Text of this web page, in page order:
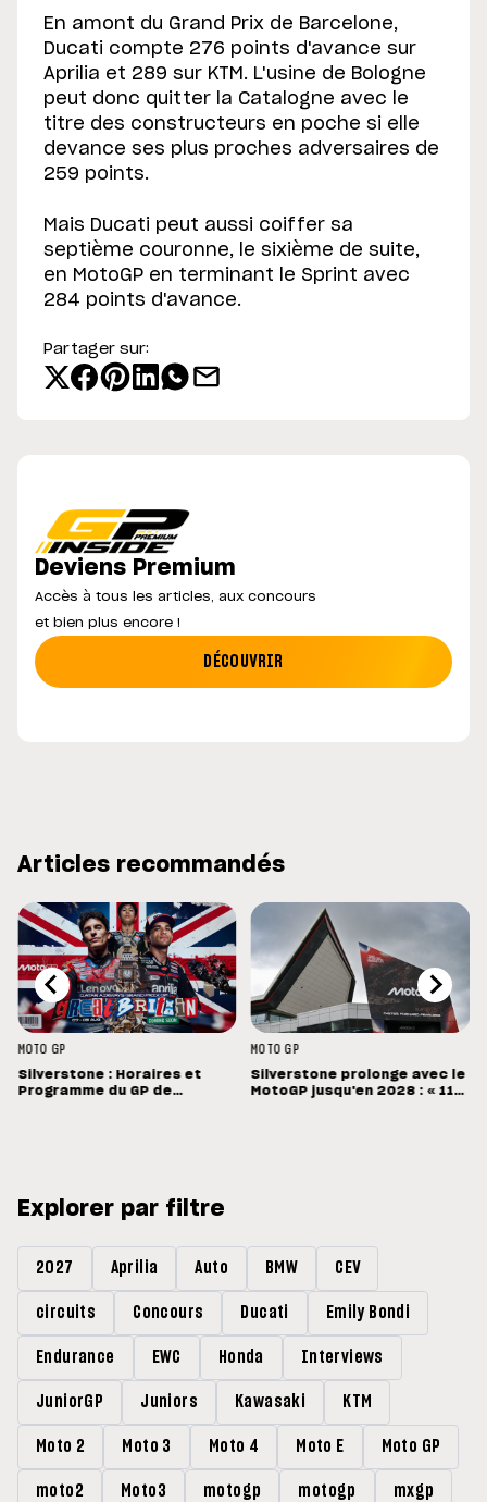
En amont du Grand Prix de Barcelone,
Ducati compte 276 points d'avance sur
Aprilia et 289 sur KTM. L'usine de Bologne
peut donc quitter la Catalogne avec le
titre des constructeurs en poche si elle
devance ses plus proches adversaires de
259 points.
Mais Ducati peut aussi coiffer sa
septième couronne, le sixième de suite,
en MotoGP en terminant le Sprint avec
284 points d'avance.
Partager sur:
Deviens Premium
Accès à tous les articles, aux concours
et bien plus encore !
DÉCOUVRIR
Articles recommandés
MOTO GP
Silverstone : Horaires et
Programme du GP de
MOTO GP
Silverstone prolonge avec le
MotoGP jusqu'en 2028 : « 11
Explorer par filtre
2027 Aprilia Auto BMW CEV
circuits Concours Ducati Emily Bondi
Endurance EWC Honda Interviews
JuniorGP Juniors Kawasaki KTM
Moto 2 Moto 3 Moto 4 Moto E Moto GP
moto2 Moto3 motogp motogp mxgp